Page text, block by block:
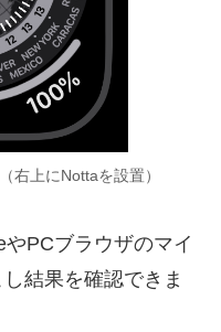
右上にNottaを設置）
PCブラウザのマイ
結果を確認できま